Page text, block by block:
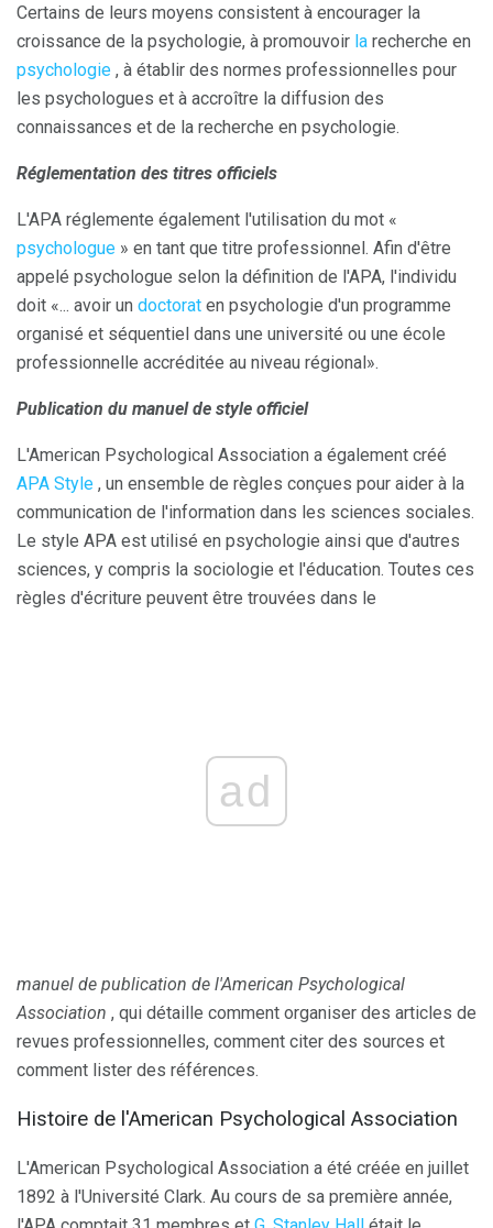
Certains de leurs moyens consistent à encourager la
croissance de la psychologie, à promouvoir la recherche en
psychologie , à établir des normes professionnelles pour
les psychologues et à accroître la diffusion des
connaissances et de la recherche en psychologie.
Réglementation des titres officiels
L'APA réglemente également l'utilisation du mot «
psychologue » en tant que titre professionnel. Afin d'être
appelé psychologue selon la définition de l'APA, l'individu
doit «... avoir un doctorat en psychologie d'un programme
organisé et séquentiel dans une université ou une école
professionnelle accréditée au niveau régional».
Publication du manuel de style officiel
L'American Psychological Association a également créé
APA Style , un ensemble de règles conçues pour aider à la
communication de l'information dans les sciences sociales.
Le style APA est utilisé en psychologie ainsi que d'autres
sciences, y compris la sociologie et l'éducation. Toutes ces
règles d'écriture peuvent être trouvées dans le
ad
manuel de publication de l'American Psychological
Association , qui détaille comment organiser des articles de
revues professionnelles, comment citer des sources et
comment lister des références.
Histoire de l'American Psychological Association
L'American Psychological Association a été créée en juillet
1892 à l'Université Clark. Au cours de sa première année,